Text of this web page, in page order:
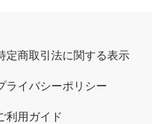
定商取引法に関する表示
ライバシーポリシー
利用ガイド